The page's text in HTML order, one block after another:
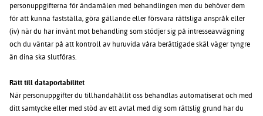
personuppgifterna för ändamålen med behandlingen men du behöver dem
för att kunna fastställa, göra gällande eller försvara rättsliga anspråk eller
(iv) när du har invänt mot behandling som stödjer sig på intresseavvägning
och du väntar på att kontroll av huruvida våra berättigade skäl väger tyngre
än dina ska slutföras.
Rätt till dataportabilitet
När personuppgifter du tillhandahållit oss behandlas automatiserat och med
ditt samtycke eller med stöd av ett avtal med dig som rättslig grund har du